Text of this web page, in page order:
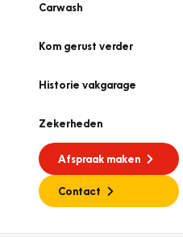
Carwash
Kom gerust verder
Historie vakgarage
Zekerheden
Afspraak maken
Contact